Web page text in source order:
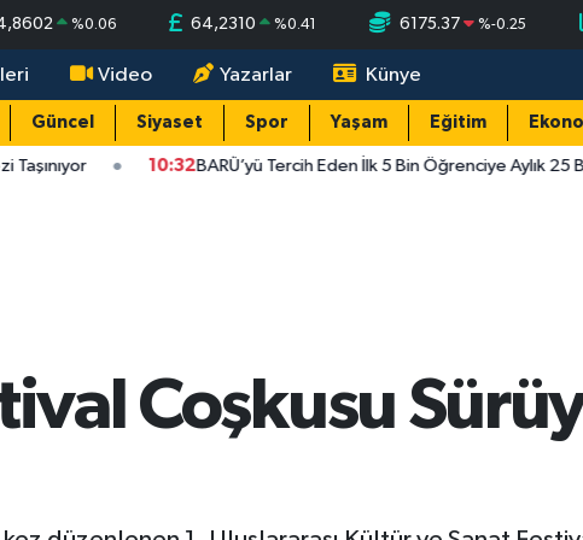
%0.06 64,2310 %0.41 6175.37 %-0.25
Video Yazarlar Künye
Güncel Siyaset Spor Yaşam Eğitim
10:32BARÜ’yü Tercih Eden İlk 5 Bin Öğrenciye Aylık 25 Bin
Coşkusu